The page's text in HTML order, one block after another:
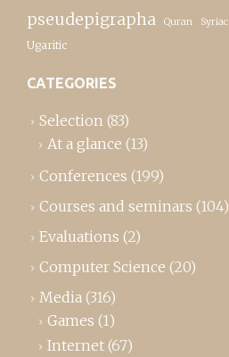
pseudepigrapha Quran Syriac
Ugaritic
CATEGORIES
Selection (83)
At a glance (13)
Conferences (199)
Courses and seminars (104)
Evaluations (2)
Computer Science (20)
Media (316)
Games (1)
Internet (67)